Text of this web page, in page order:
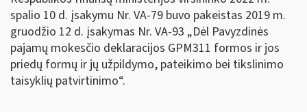
spalio 10 d. įsakymu Nr. VA-79 buvo pakeistas 2019 m.
gruodžio 12 d. įsakymas Nr. VA-93 „Dėl Pavyzdinės
pajamų mokesčio deklaracijos GPM311 formos ir jos
priedų formų ir jų užpildymo, pateikimo bei tikslinimo
taisyklių patvirtinimo“.